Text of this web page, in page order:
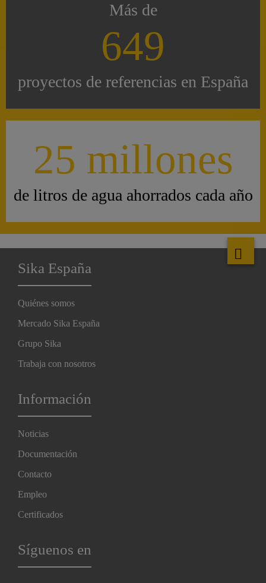
Más de
650
proyectos de referencias en España
25 millones
de litros de agua ahorrados cada año
Sika España
Quiénes somos
Mercado Sika España
Grupo Sika
Trabaja con nosotros
Información
Noticias
Documentación
Contacto
Empleo
Certificados
Síguenos en